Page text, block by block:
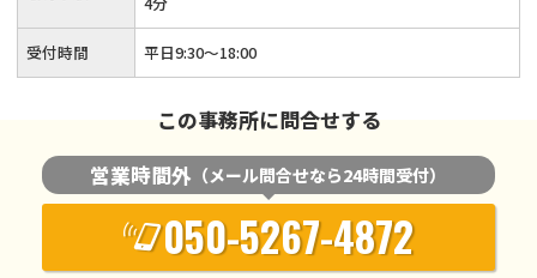
受付時間 平日9:30～18:00
この事務所に問合せする
営業時間外 （メール問合せなら24時間受付）
050-5267-4872